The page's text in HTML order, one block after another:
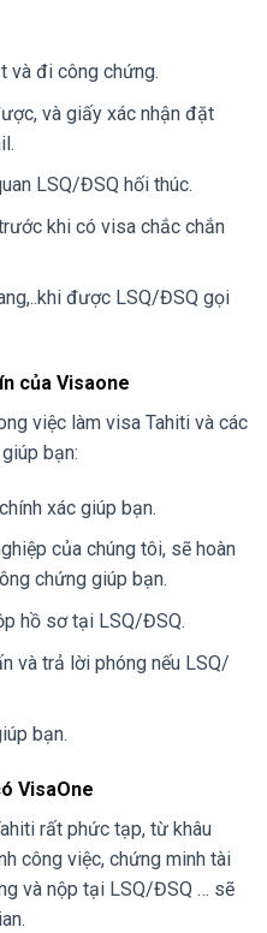
và đi công chứng.
và giấy xác nhận đặt
LSQ/ĐSQ hối thúc.
khi có visa chắc chắn
được LSQ/ĐSQ gọi
của Visaone
việc làm visa Tahiti và các
bạn:
xác giúp bạn.
của chúng tôi, sẽ hoàn
chứng giúp bạn.
hồ sơ tại LSQ/ĐSQ.
và trả lời phóng nếu LSQ/
bạn.
VisaOne
rất phức tạp, từ khâu
công việc, chứng minh tài
và nộp tại LSQ/ĐSQ … sẽ